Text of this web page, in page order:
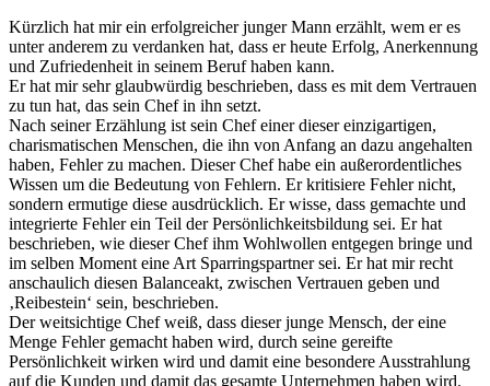
Kürzlich hat mir ein erfolgreicher junger Mann erzählt, wem er es
unter anderem zu verdanken hat, dass er heute Erfolg, Anerkennung
und Zufriedenheit in seinem Beruf haben kann.
Er hat mir sehr glaubwürdig beschrieben, dass es mit dem Vertrauen
zu tun hat, das sein Chef in ihn setzt.
Nach seiner Erzählung ist sein Chef einer dieser einzigartigen,
charismatischen Menschen, die ihn von Anfang an dazu angehalten
haben, Fehler zu machen. Dieser Chef habe ein außerordentliches
Wissen um die Bedeutung von Fehlern. Er kritisiere Fehler nicht,
sondern ermutige diese ausdrücklich. Er wisse, dass gemachte und
integrierte Fehler ein Teil der Persönlichkeitsbildung sei. Er hat
beschrieben, wie dieser Chef ihm Wohlwollen entgegen bringe und
im selben Moment eine Art Sparringspartner sei. Er hat mir recht
anschaulich diesen Balanceakt, zwischen Vertrauen geben und
‚Reibestein‘ sein, beschrieben.
Der weitsichtige Chef weiß, dass dieser junge Mensch, der eine
Menge Fehler gemacht haben wird, durch seine gereifte
Persönlichkeit wirken wird und damit eine besondere Ausstrahlung
auf die Kunden und damit das gesamte Unternehmen haben wird.